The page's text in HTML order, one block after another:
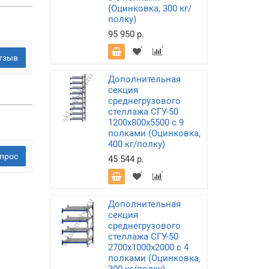
(Оцинковка, 300 кг/
полку)
95 950 р.
Дополнительная
секция
среднегрузового
стеллажа СГУ-50
1200х800х5500 с 9
полками (Оцинковка,
400 кг/полку)
45 544 р.
Дополнительная
секция
среднегрузового
стеллажа СГУ-50
2700х1000х2000 с 4
полками (Оцинковка,